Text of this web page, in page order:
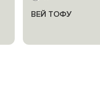
ВЕЙ ТОФУ